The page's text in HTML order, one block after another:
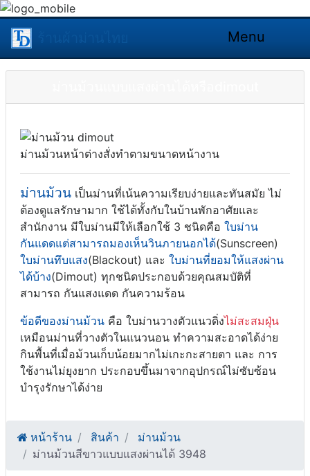
Menu
ม่านม้วนหน้าต่างสั่งทำตามขนาดหน้างาน
ม่านม้วน เป็นม่านที่เน้นความเรียบง่ายและทันสมัย ไม่
ต้องดูแลรักษามาก ใช้ได้ทั้งกับในบ้านพักอาศัยและ
สำนักงาน มีใบม่านมีให้เลือกใช้ 3 ชนิดคือ ใบม่าน
กันแดดแต่สามารถมองเห็นวินภายนอกได้(Sunscreen)
ใบม่านทึบแสง(Blackout) และ ใบม่านที่ยอมให้แสงผ่าน
ได้บ้าง(Dimout) ทุกชนิดประกอบด้วยคุณสมบัติที่
สามารถ กันแสงแดด กันความร้อน
ข้อดีของม่านม้วน คือ ใบม่านวางตัวแนวดิ่งไม่สะสมฝุ่น
เหมือนม่านที่วางตัวในแนวนอน ทำความสะอาดได้ง่าย
กินพื้นที่เมื่อม้วนเก็บน้อยมากไม่เกะกะสายตา และ การ
ใช้งานไม่ยุงยาก ประกอบขึ้นมาจากอุปกรณ์ไม่ซับซ้อน
บำรุงรักษาได้ง่าย
หน้าร้าน สินค้า
ม่านม้วน
ม่านม้วนสีขาวแบบแสงผ่านได้ 3948